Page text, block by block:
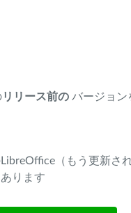
リリース前の バージョン
（もう更新さ
ります